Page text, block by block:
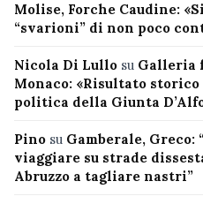
Molise, Forche Caudine:
“svarioni” di non poco
Nicola Di Lullo su Galleria
Monaco: «Risultato
politica della Giunta
Pino su Gamberale,
viaggiare su strade
Abruzzo a tagliare nastri”